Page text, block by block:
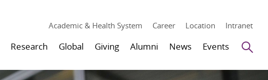
Academic & Health System Career Location Intranet
Research Global Giving Alumni News Events